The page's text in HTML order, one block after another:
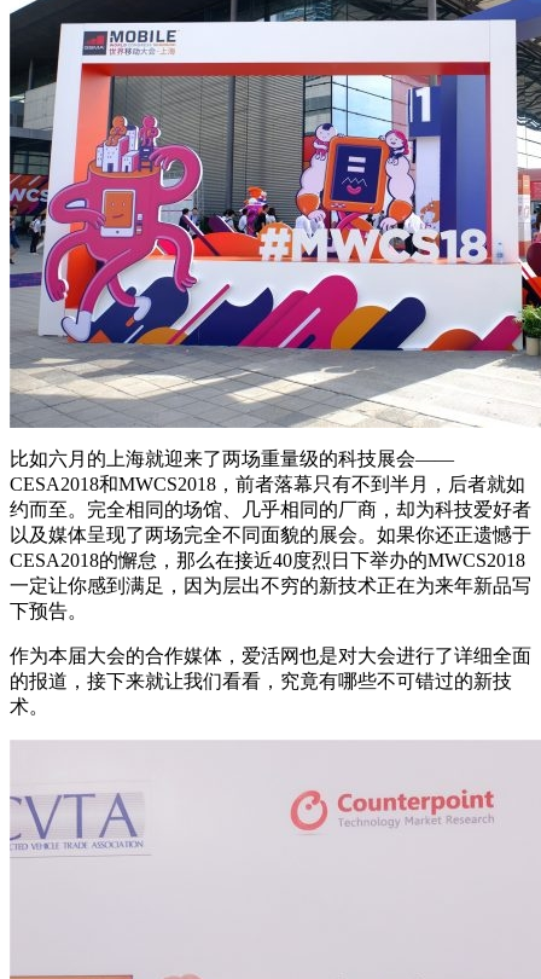
比如六月的上海就迎来了两场重量级的科技展会——
CESA2018和MWCS2018，前者落幕只有不到半月，后者就如
约而至。完全相同的场馆、几乎相同的厂商，却为科技爱好者
以及媒体呈现了两场完全不同面貌的展会。如果你还正遗憾于
CESA2018的懈怠，那么在接近40度烈日下举办的MWCS2018
一定让你感到满足，因为层出不穷的新技术正在为来年新品写
下预告。
作为本届大会的合作媒体，爱活网也是对大会进行了详细全面
的报道，接下来就让我们看看，究竟有哪些不可错过的新技
术。